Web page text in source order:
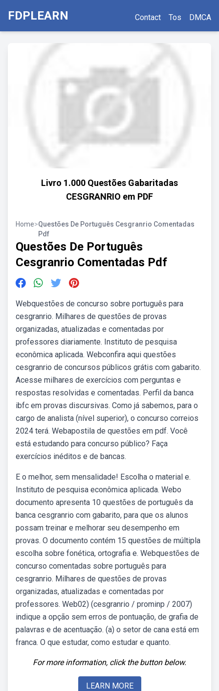
FDPLEARN Contact Tos DMCA
Livro 1.000 Questões Gabaritadas
CESGRANRIO em PDF
Home>Questões De Português Cesgranrio Comentadas
Pdf
Questões De Português
Cesgranrio Comentadas Pdf
Webquestões de concurso sobre português para
cesgranrio. Milhares de questões de provas
organizadas, atualizadas e comentadas por
professores diariamente. Instituto de pesquisa
econômica aplicada. Webconfira aqui questões
cesgranrio de concursos públicos grátis com gabarito.
Acesse milhares de exercícios com perguntas e
respostas resolvidas e comentadas. Perfil da banca
ibfc em provas discursivas. Como já sabemos, para o
cargo de analista (nível superior), o concurso correios
2024 terá. Webapostila de questões em pdf. Você
está estudando para concurso público? Faça
exercícios inéditos e de bancas.
E o melhor, sem mensalidade! Escolha o material e.
Instituto de pesquisa econômica aplicada. Webo
documento apresenta 10 questões de português da
banca cesgranrio com gabarito, para que os alunos
possam treinar e melhorar seu desempenho em
provas. O documento contém 15 questões de múltipla
escolha sobre fonética, ortografia e. Webquestões de
concurso comentadas sobre português para
cesgranrio. Milhares de questões de provas
organizadas, atualizadas e comentadas por
professores. Web02) (cesgranrio / prominp / 2007)
indique a opção sem erros de pontuação, de grafia de
palavras e de acentuação. (a) o setor de cana está em
franca. O que estudar, como estudar e quanto.
For more information, click the button below.
LEARN MORE